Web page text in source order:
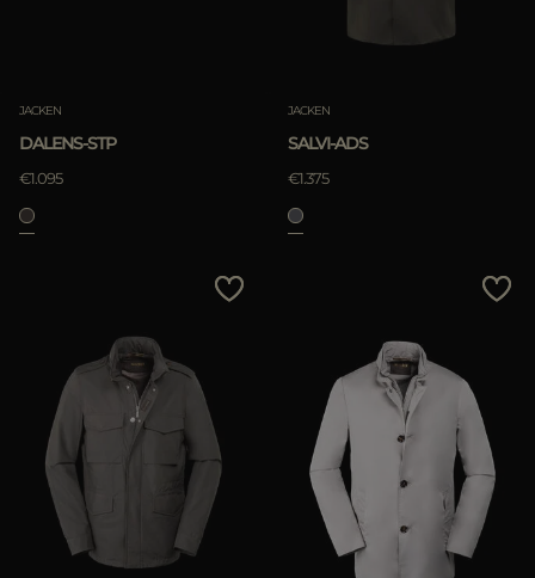
JACKEN
DALENS-STP
€1.095
JACKEN
SALVI-ADS
€1.375